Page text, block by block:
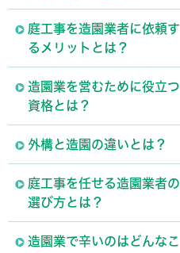
庭工事を造園業者に依頼す
るメリットとは？
造園業を営むために役立つ
資格とは？
外構と造園の違いとは？
庭工事を任せる造園業者の
選び方とは？
造園業で辛いのはどんなこ